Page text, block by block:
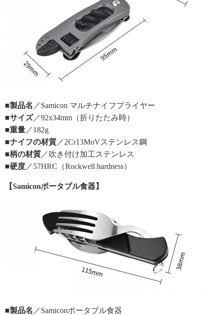
■製品名 ／Samicon マルチナイフプライヤー
■サイズ／92x34mm（折りたたみ時）
■重量 ／182g
■ナイフの材質 ／2Cr13MoVステンレス鋼
■柄の材質 ／吹き付け加工ステンレス
■硬度 ／57HRC（Rockwell hardness）
【Samiconポータブル食器】
■製品名 ／Samiconポータブル食器